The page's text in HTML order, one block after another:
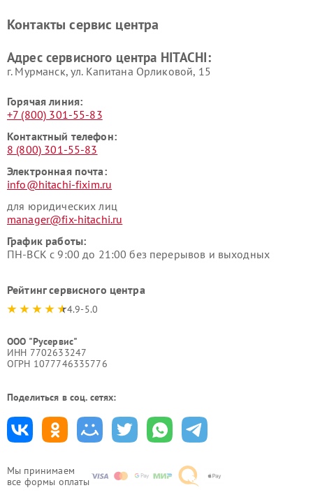
Мы принимаем
все формы оплаты
данных HITACHI
HITACHI
HITACHI
HITACHI
Контакты сервис центра
Адрес сервисного центра HITACHI:
г. Мурманск, ул. Капитана Орликовой, 15
Горячая линия:
+7 (800) 301-55-83
Контактный телефон:
8 (800) 301-55-83
Электронная почта:
info@hitachi-fixim.ru
для юридических лиц
manager@fix-hitachi.ru
График работы:
ПН-ВСК с 9:00 до 21:00 без перерывов и выходных
Рейтинг сервисного центра
4.9-5.0
ООО "Русервис"
ИНН 7702633247
ОГРН 1077746335776
Поделиться в соц. сетях: